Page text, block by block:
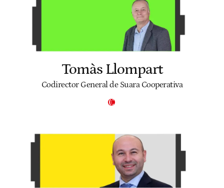
Tomàs Llompart
Codirector General de Suara Cooperativa